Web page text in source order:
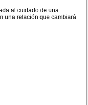
al cuidado de una
una relación que cambiará